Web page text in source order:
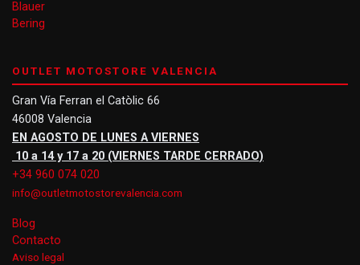
Blauer
Bering
OUTLET MOTOSTORE VALENCIA
Gran Vía Ferran el Catòlic 66
46008 Valencia
EN AGOSTO DE LUNES A VIERNES
10 a 14 y 17 a 20 (VIERNES TARDE CERRADO)
+34 960 074 020
info@outletmotostorevalencia.com
Blog
Contacto
Aviso legal